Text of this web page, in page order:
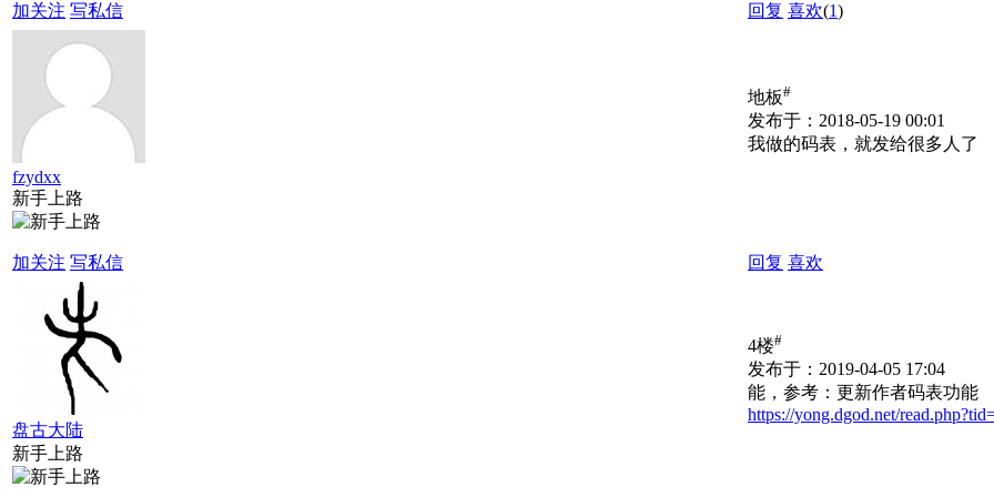
加关注 写私信 回复 喜欢(1)
fzydxx
新手上路
加关注 写私信
地板#
发布于：2018-05-19 00:01
我做的码表，就发给很多人了
回复 喜欢
盘古大陆
新手上路
4楼#
发布于：2019-04-05 17:04
能，参考：更新作者码表功能
https://yong.dgod.net/